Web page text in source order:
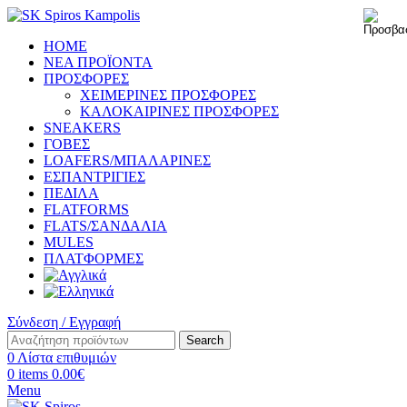
HOME
ΝΕΑ ΠΡΟΪΟΝΤΑ
ΠΡΟΣΦΟΡΕΣ
ΧΕΙΜΕΡΙΝΕΣ ΠΡΟΣΦΟΡΕΣ
ΚΑΛΟΚΑΙΡΙΝΕΣ ΠΡΟΣΦΟΡΕΣ
SNEAKERS
ΓΟΒΕΣ
LOAFERS/ΜΠΑΛΑΡΙΝΕΣ
ΕΣΠΑΝΤΡΙΓΙΕΣ
ΠΕΔΙΛΑ
FLATFORMS
FLATS/ΣΑΝΔΑΛΙΑ
MULES
ΠΛΑΤΦΟΡΜΕΣ
Σύνδεση / Εγγραφή
Search
0 Λίστα επιθυμιών
0 items 0.00€
Menu